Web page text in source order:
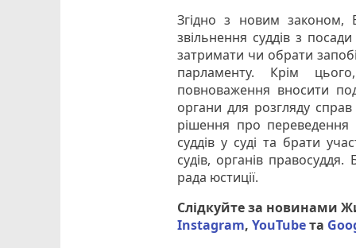
Згідно з новим
звільнення суддів з
затримати чи обрати
парламенту. Крім
повноваження вносити
органи для розгляду справ
рішення про переведення
суддів у суді та брати
судів, органів
рада юстиції.
Слідкуйте за новинами
Instagram,YouTubeта